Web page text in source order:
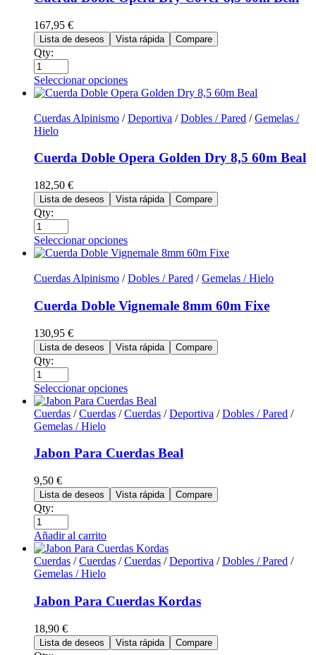
167,95 €
Lista de deseos Vista rápida Compare
Qty:
Seleccionar opciones
Cuerdas Alpinismo /Deportiva /Dobles / Pared /Gemelas /
Hielo
Cuerda Doble Opera Golden Dry 8,5 60m Beal
182,50 €
Lista de deseos Vista rápida Compare
Qty:
Seleccionar opciones
Cuerdas Alpinismo /Dobles / Pared /Gemelas / Hielo
Cuerda Doble Vignemale 8mm 60m Fixe
130,95 €
Lista de deseos Vista rápida Compare
Qty:
Seleccionar opciones
Cuerdas /Cuerdas /Cuerdas /Deportiva /Dobles / Pared /
Gemelas / Hielo
Jabon Para Cuerdas Beal
9,50 €
Lista de deseos Vista rápida Compare
Qty:
Añadir al carrito
Cuerdas /Cuerdas /Cuerdas /Deportiva /Dobles / Pared /
Gemelas / Hielo
Jabon Para Cuerdas Kordas
18,90 €
Lista de deseos Vista rápida Compare